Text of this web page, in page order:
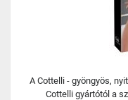
A Cottelli - gyöngyös,
Cottelli gyártótól a